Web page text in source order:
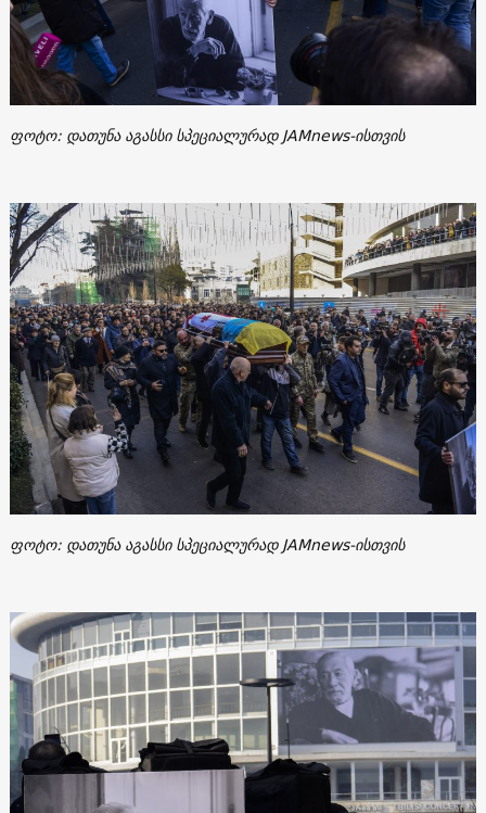
ფოტო: დათუნა აგასსი სპეციალურად JAMnews-ისთვის
ფოტო: დათუნა აგასსი სპეციალურად JAMnews-ისთვის